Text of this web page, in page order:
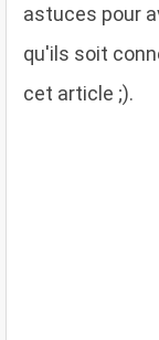
astuces pour
qu'ils soit
cet article ;).